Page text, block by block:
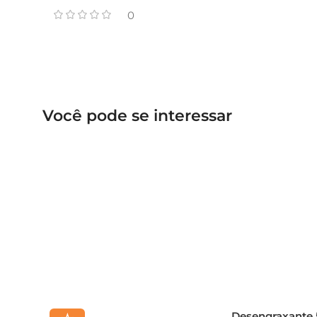
0
Você pode se interessar